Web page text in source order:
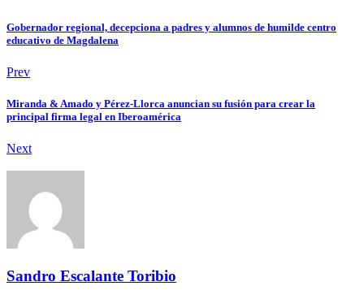
Gobernador regional, decepciona a padres y alumnos de humilde centro
educativo de Magdalena
Prev
Miranda & Amado y Pérez-Llorca anuncian su fusión para crear la
principal firma legal en Iberoamérica
Next
Sandro Escalante Toribio